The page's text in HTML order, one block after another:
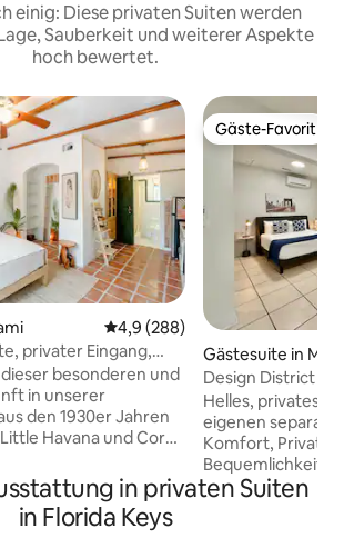
einig: Diese privaten Suiten werden
Sauberkeit und weiterer Aspekte
hoch bewertet.
Durchschnittliche Bewertung:
4,9 (288)
privater Eingang,
besonderen und
in unserer
den 1930er Jahren
Havana und Coral
ist mit einem privaten
Garten und
Casita
Gäste-Favorit
Gäste-Favorit
Gästesuite in
Design District Nr.
Helles, privates
eigenen
Komfort,
Bequemlichkeit
begehrtesten
in privaten Suiten
in Florida Keys